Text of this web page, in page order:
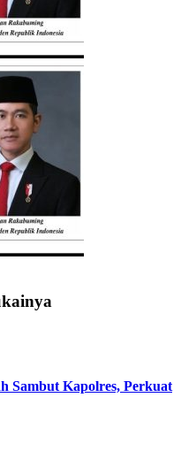
Sambut Kapolres, Perkuat